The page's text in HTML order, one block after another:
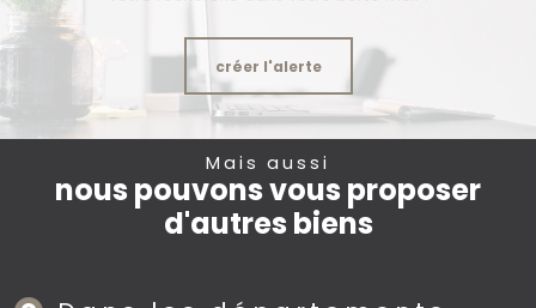
créer l'alerte
Mais aussi
nous pouvons vous proposer
d'autres biens